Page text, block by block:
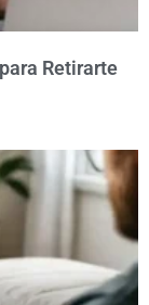
Retirarte